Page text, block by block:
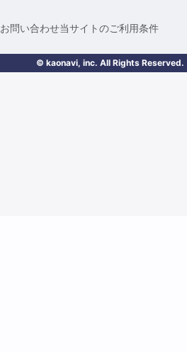
お問い合わせ当サイトのご利用条件
© kaonavi, inc. All Rights Reserved.